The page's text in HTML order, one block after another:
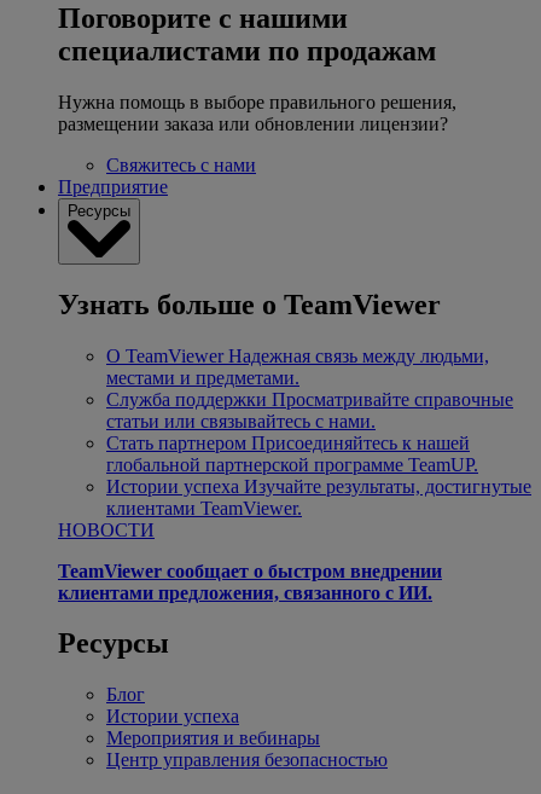
Поговорите с нашими
специалистами по продажам
Нужна помощь в выборе правильного решения,
размещении заказа или обновлении лицензии?
Свяжитесь с нами
Предприятие
Ресурсы
Узнать больше о TeamViewer
О TeamViewer Надежная связь между людьми,
местами и предметами.
Служба поддержки Просматривайте справочные
статьи или связывайтесь с нами.
Стать партнером Присоединяйтесь к нашей
глобальной партнерской программе TeamUP.
Истории успеха Изучайте результаты, достигнутые
клиентами TeamViewer.
НОВОСТИ
TeamViewer сообщает о быстром внедрении
клиентами предложения, связанного с ИИ.
Ресурсы
Блог
Истории успеха
Мероприятия и вебинары
Центр управления безопасностью